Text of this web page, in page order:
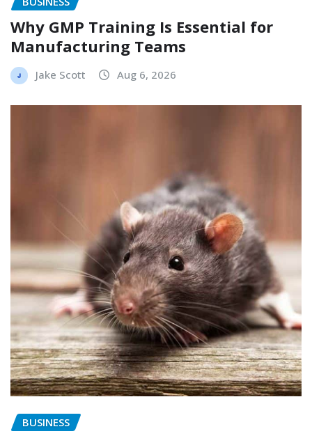
Why GMP Training Is Essential for
Manufacturing Teams
Jake Scott Aug 6, 2026
BUSINESS